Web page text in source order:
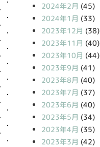
2024年2月 (45)
2024年1月 (33)
2023年12月 (38)
2023年11月 (40)
2023年10月 (44)
2023年9月 (41)
2023年8月 (40)
2023年7月 (37)
2023年6月 (40)
2023年5月 (34)
2023年4月 (35)
2023年3月 (42)